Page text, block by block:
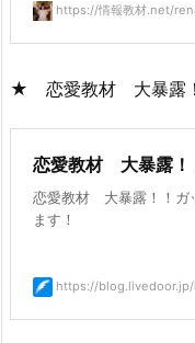
https://情報教材.net/
★ 恋愛教材 大暴露！
恋愛教材 大暴露！
恋愛教材 大暴露！！ガ
ます！
https://